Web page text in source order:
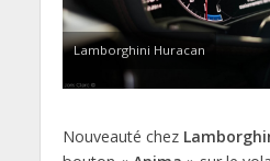
Lamborghini Huracan
Nouveauté chez